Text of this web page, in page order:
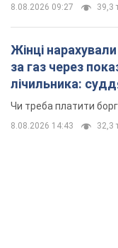
8.08.2026 09:27 39,3
Жінці
за газ через
лічильника:
неочікуване
Чи треба платити
8.08.2026 14:43 32,3